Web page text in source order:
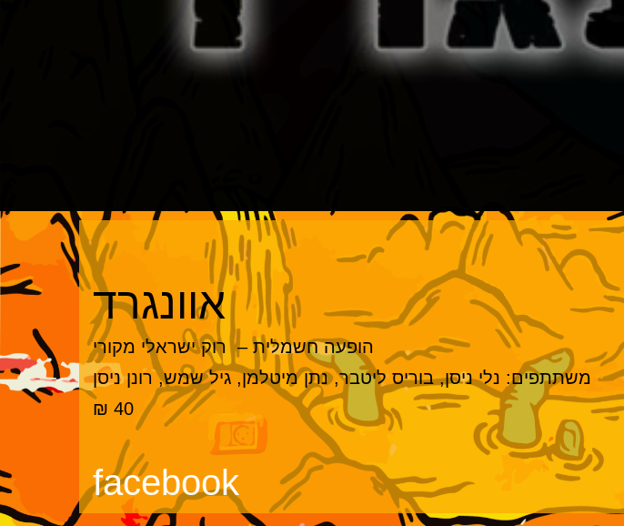
אוונגרד
הופעה חשמלית – רוק ישראלי מקורי
משתתפים: נלי ניסן, בוריס ליטבר, נתן מיטלמן, גיל שמש, רונן ניסן
40 ₪
facebook